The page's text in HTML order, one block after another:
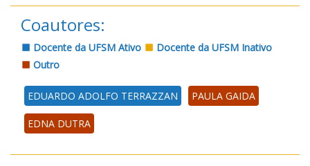
Coautores:
Docente da UFSM Ativo
Docente da UFSM Inativo
Outro
EDUARDO ADOLFO TERRAZZAN PAULA GAIDA
EDNA DUTRA